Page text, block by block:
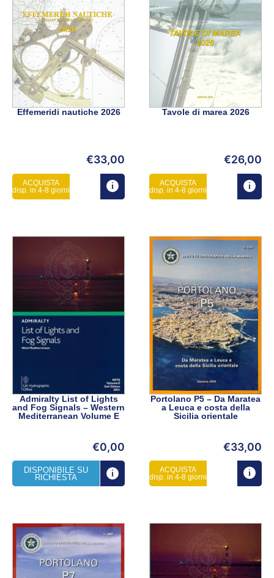
Effemeridi nautiche 2026
€33,00
ACQUISTA
disp. in 4-8 giorni
Tavole di marea 2026
€26,00
ACQUISTA
disp. in 4-8 giorni
Admiralty List of Lights
and Fog Signals – Western
Mediterranean Volume E
€0,00
DISPONIBILE SU
RICHIESTA
Portolano P5 – Da Maratea
a Leuca e costa della
Sicilia orientale
€33,00
ACQUISTA
disp. in 4-8 giorni